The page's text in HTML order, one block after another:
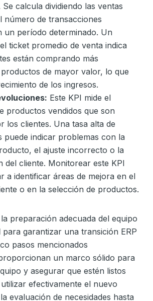
calcula dividiendo las ventas
número de transacciones
un período determinado. Un
ticket promedio de venta indica
están comprando más
de mayor valor, lo que
de los ingresos.
Este KPI mide el
productos vendidos que son
los clientes. Una tasa alta de
puede indicar problemas con la
el ajuste incorrecto o la
del cliente. Monitorear este KPI
a identificar áreas de mejora en el
o en la selección de productos.
preparación adecuada del equipo
garantizar una transición ERP
pasos mencionados
un marco sólido para
y asegurar que estén listos
efectivamente el nuevo
evaluación de necesidades hasta